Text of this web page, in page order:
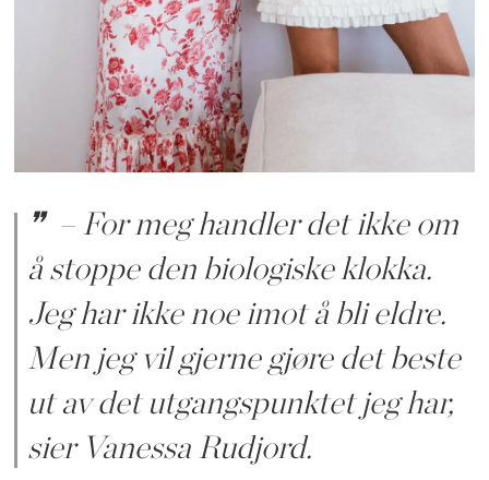
– For meg handler det ikke om
å stoppe den biologiske klokka.
Jeg har ikke noe imot å bli eldre.
Men jeg vil gjerne gjøre det beste
ut av det utgangspunktet jeg har,
sier Vanessa Rudjord.